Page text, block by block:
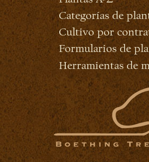
Categorías de
Cultivo por
Formularios de
Herramientas de